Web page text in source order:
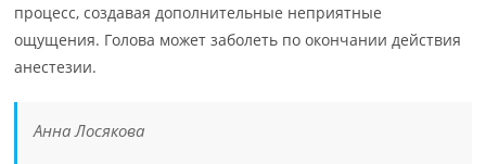
процесс, создавая дополнительные неприятные
ощущения. Голова может заболеть по окончании действия
анестезии.
Анна Лосякова